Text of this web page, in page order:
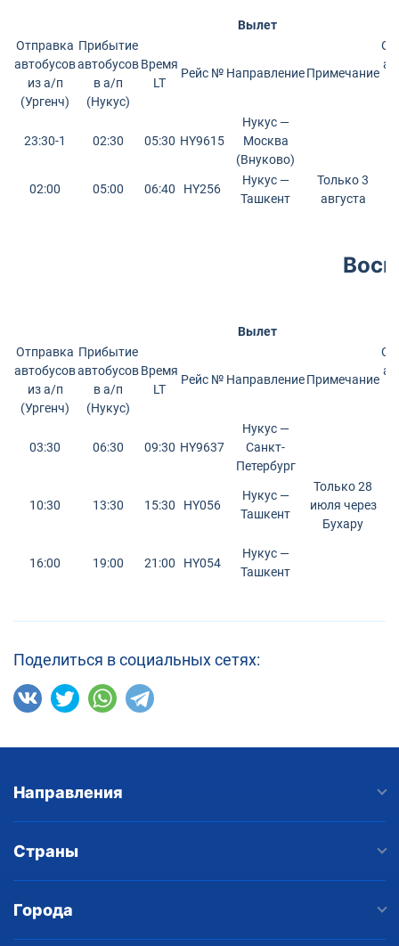
Вылет
Отправка
автобусов
из а/п
(Ургенч)
Прибытие
автобусов
в а/п
(Нукус)
Время
LT
Рейс № НаправлениеПримечание
23:30-1 02:30 05:30 HY9615
Нукус —
Москва
(Внуково)
02:00 05:00 06:40 HY256
Нукус —
Ташкент
Только 3
августа
Вылет
Отправка
автобусов
из а/п
(Ургенч)
Прибытие
автобусов
в а/п
(Нукус)
Время
LT
Рейс № НаправлениеПримечание
03:30 06:30 09:30 HY9637
Нукус —
Санкт-
Петербург
10:30 13:30 15:30 HY056
Нукус —
Ташкент
Только 28
июля через
Бухару
16:00 19:00 21:00 HY054
Нукус —
Ташкент
Поделиться в социальных сетях:
Направления
Страны
Города